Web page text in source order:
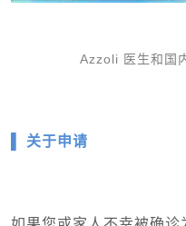
Azzoli 医生和国
▌ 关于申请